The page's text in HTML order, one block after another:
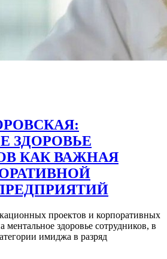
ЗДОРОВЬЕ
КАК ВАЖНАЯ
проектов и корпоративных
здоровье сотрудников, в
имиджа в разряд